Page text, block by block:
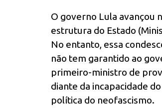
O governo Lula avançou
estrutura do Estado
No entanto, essa
não tem garantido ao
primeiro-ministro de
diante da incapacidade
política do neofascismo.